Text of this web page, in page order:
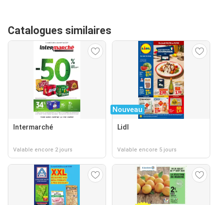
Catalogues similaires
Intermarché
Valable encore 2 jours
Nouveau
Lidl
Valable encore 5 jours